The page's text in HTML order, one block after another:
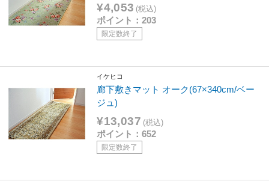
¥4,053 (税込)
ポイント：203
限定数終了
イケヒコ
廊下敷きマット オーク(67×340cm/ベー
ジュ)
¥13,037 (税込)
ポイント：652
限定数終了